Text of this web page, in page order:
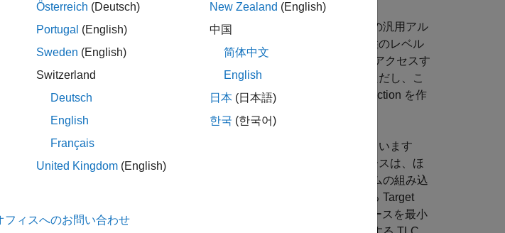
プリケーション プログラム インターフェイス (API) は、Simulink 環境での汎用アル
可能にします。S-Function をコード生成のモデルに使用する場合、柔軟性のレベル
ジェネレーターで使用する S-Function から MATLAB
ワークスペースにアクセスす
では、S-Function の使用時に注意が必要な状況について説明します。ただし、こ
を使用すれば、生成コードを使用する大部分のアプリケーションで S-Function を作
ルゴリズムを実装するための一般的で柔軟なソリューションが用意されています
および計算リソースに関するオーバーヘッドが発生します。追加のリソースは、ほ
ピッド プロトタイピング システムで許容されます。ただし、リアルタイムの組み込
ースはほとんど利用できません。コード ジェネレーターに備わっている Target
で S-Function をインライン化することによって、メモリおよび計算リソースを最小
Österreich (Deutsch)
Portugal (English)
Sweden (English)
Switzerland
Deutsch
English
Français
United Kingdom (English)
New Zealand (English)
中国
简体中文
English
日本 (日本語)
한국 (한국어)
フィスへのお問い合わせ